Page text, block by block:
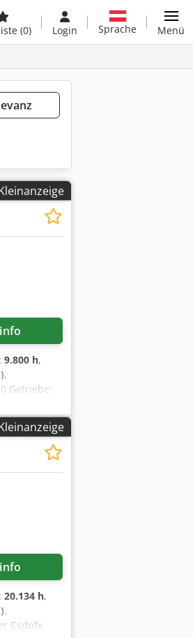
(0) Login Sprache Menü
9.800 h,
,
Getriebe:
vorne
hinten
climate
20.134 h,
,
Csdpfx